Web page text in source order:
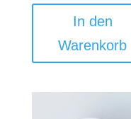
In den
Warenkorb